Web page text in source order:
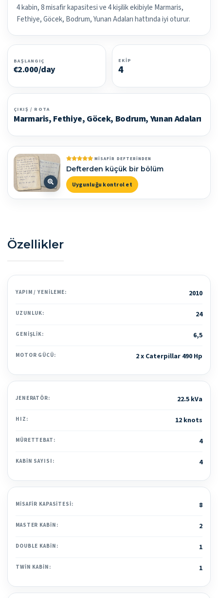
4 kabin, 8 misafir kapasitesi ve 4 kişilik ekibiyle Marmaris,
Fethiye, Göcek, Bodrum, Yunan Adaları hattında iyi oturur.
BAŞLANGIÇ
€2.000/day
EKIP
4
ÇIKIŞ / ROTA
Marmaris, Fethiye, Göcek, Bodrum, Yunan Adaları
MISAFIR DEFTERINDEN
Defterden küçük bir bölüm
Uygunluğu kontrol et
Özellikler
YAPIM / YENILEME: 2010
UZUNLUK: 24
GENIŞLIK: 6,5
MOTOR GÜCÜ: 2 x Caterpillar 490 Hp
JENERATÖR: 22.5 kVa
HIZ: 12 knots
MÜRETTEBAT: 4
KABIN SAYISI: 4
MISAFIR KAPASITESI: 8
MASTER KABIN: 2
DOUBLE KABIN: 1
TWIN KABIN: 1